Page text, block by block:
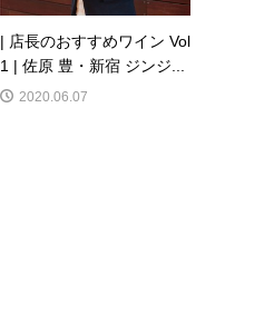
| 店長のおすすめワイン Vol
1 | 佐原 豊・新宿 ジンジ...
2020.06.07